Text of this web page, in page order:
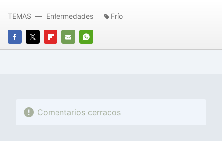
FACEBOOK
TWITTERFLIPBOARD
E-
WHATSAPP
TEMAS Enfermedades Frío
Comentarios cerrados